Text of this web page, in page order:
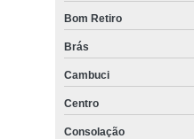
Bom Retiro
Brás
Cambuci
Centro
Consolação